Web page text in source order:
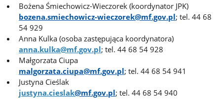
Bożena Śmiechowicz-Wieczorek (koordynator JPK)
bozena.smiechowicz-wieczorek@mf.gov.pl; tel. 44 68
54 929
Anna Kulka (osoba zastępująca koordynatora)
anna.kulka@mf.gov.pl; tel. 44 68 54 928
Małgorzata Ciupa
malgorzata.ciupa@mf.gov.pl; tel. 44 68 54 941
Justyna Cieślak
justyna.cieslak@mf.gov.pl; tel. 44 68 54 940